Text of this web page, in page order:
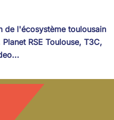
de l'écosystème toulousain
RSE Toulouse, T3C,